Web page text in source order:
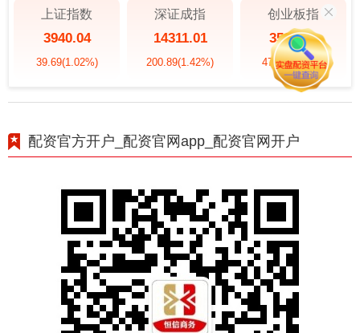
上证指数
3940.04
39.69(1.02%)
深证成指
14311.01
200.89(1.42%)
创业板指
3563.12
47.56(1.35%)
配资官方开户_配资官网app_配资官网开户